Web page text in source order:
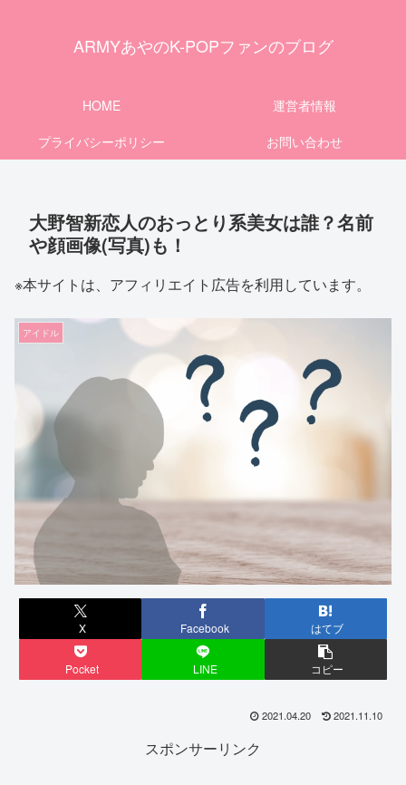
ARMYあやのK-POPファンのブログ
HOME
運営者情報
プライバシーポリシー
お問い合わせ
大野智新恋人のおっとり系美女は誰？名前
や顔画像(写真)も！
※本サイトは、アフィリエイト広告を利用しています。
アイドル
X Facebook はてブ
Pocket LINE コピー
2021.04.20 2021.11.10
スポンサーリンク